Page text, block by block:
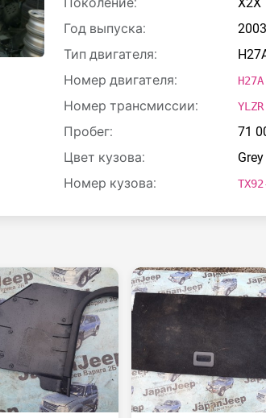
Год выпуска:
2003
Тип двигателя:
Номер двигателя:
H27A
Номер трансмиссии: YLZR
Пробег:
71
Цвет кузова:
Номер кузова: